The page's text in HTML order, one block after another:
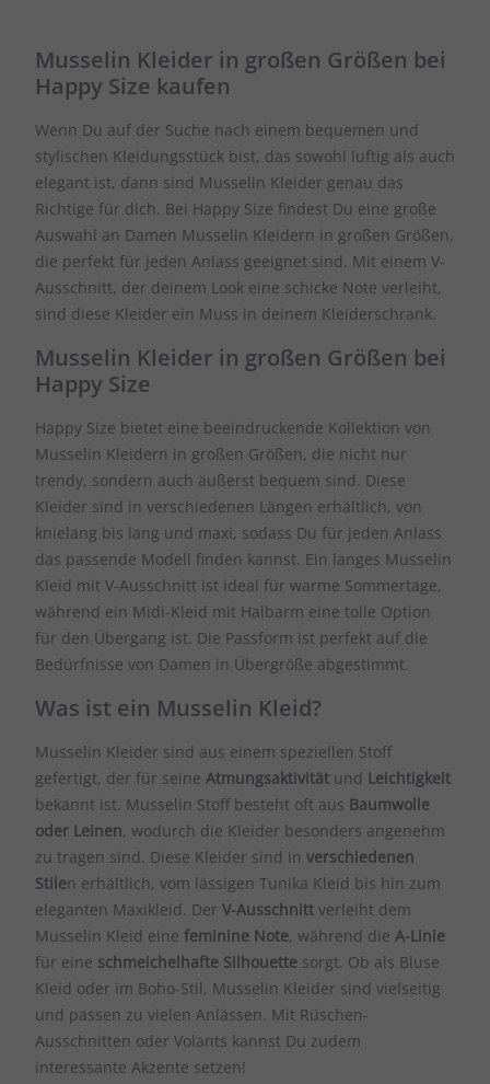
Musselin Kleider in großen Größen bei
Happy Size kaufen
Wenn Du auf der Suche nach einem bequemen und
stylischen Kleidungsstück bist, das sowohl luftig als auch
elegant ist, dann sind Musselin Kleider genau das
Richtige für dich. Bei Happy Size findest Du eine große
Auswahl an Damen Musselin Kleidern in großen Größen,
die perfekt für jeden Anlass geeignet sind. Mit einem V-
Ausschnitt, der deinem Look eine schicke Note verleiht,
sind diese Kleider ein Muss in deinem Kleiderschrank.
Musselin Kleider in großen Größen bei
Happy Size
Happy Size bietet eine beeindruckende Kollektion von
Musselin Kleidern in großen Größen, die nicht nur
trendy, sondern auch äußerst bequem sind. Diese
Kleider sind in verschiedenen Längen erhältlich, von
knielang bis lang und maxi, sodass Du für jeden Anlass
das passende Modell finden kannst. Ein langes Musselin
Kleid mit V-Ausschnitt ist ideal für warme Sommertage,
während ein Midi-Kleid mit Halbarm eine tolle Option
für den Übergang ist. Die Passform ist perfekt auf die
Bedürfnisse von Damen in Übergröße abgestimmt.
Was ist ein Musselin Kleid?
Musselin Kleider sind aus einem speziellen Stoff
gefertigt, der für seine Atmungsaktivität und Leichtigkeit
bekannt ist. Musselin Stoff besteht oft aus Baumwolle
oder Leinen, wodurch die Kleider besonders angenehm
zu tragen sind. Diese Kleider sind in verschiedenen
Stilen erhältlich, vom lässigen Tunika Kleid bis hin zum
eleganten Maxikleid. Der V-Ausschnitt verleiht dem
Musselin Kleid eine feminine Note, während die A-Linie
für eine schmeichelhafte Silhouette sorgt. Ob als Bluse
Kleid oder im Boho-Stil, Musselin Kleider sind vielseitig
und passen zu vielen Anlässen. Mit Rüschen-
Ausschnitten oder Volants kannst Du zudem
interessante Akzente setzen!